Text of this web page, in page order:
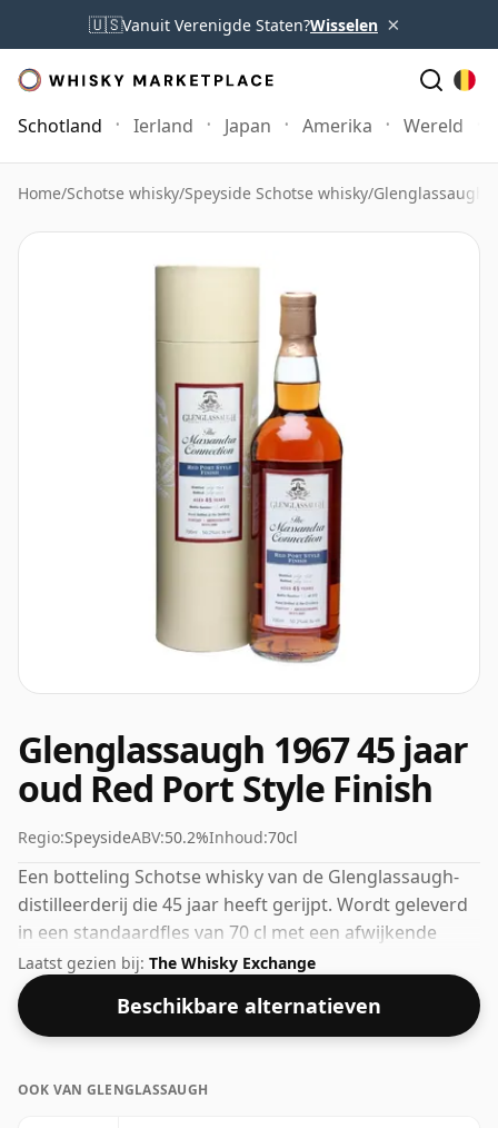
🇺🇸Vanuit Verenigde Staten?Wisselen ×
Schotland Ierland Japan Amerika Wereld
Home/Schotse whisky/Speyside Schotse whisky/Glenglassaugh
Glenglassaugh 1967 45 jaar
oud Red Port Style Finish
Regio:SpeysideABV:50.2%Inhoud:70cl
Een botteling Schotse whisky van de Glenglassaugh-
distilleerderij die 45 jaar heeft gerijpt. Wordt geleverd
in een standaardfles van 70 cl met een afwijkende
sterkte van 50,2%.
Laatst gezien bij: The Whisky Exchange
Beschikbare alternatieven
OOK VAN GLENGLASSAUGH